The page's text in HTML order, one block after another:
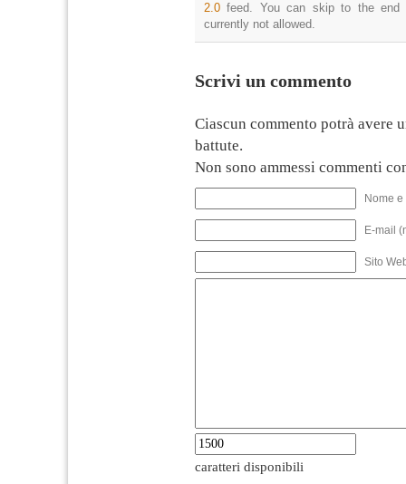
2.0 feed. You can skip to the end
currently not allowed.
Scrivi un commento
Ciascun commento potrà avere
battute.
Non sono ammessi commenti
Nome
E-mail
Sito
caratteri disponibili